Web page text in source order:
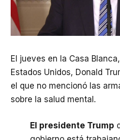
El jueves en la Casa
Estados Unidos, Donald
el que no mencionó las
sobre la salud mental.
El presidente Trump